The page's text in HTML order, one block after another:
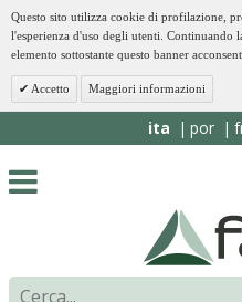
Questo sito utilizza cookie di profilazione,
l'esperienza d'uso degli utenti. Continuando
elemento sottostante questo banner
Accetto Maggiori informazioni
ita por